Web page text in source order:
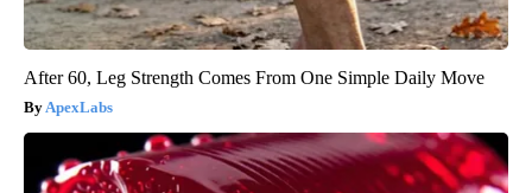
After 60, Leg Strength Comes From One Simple Daily Move
ApexLabs